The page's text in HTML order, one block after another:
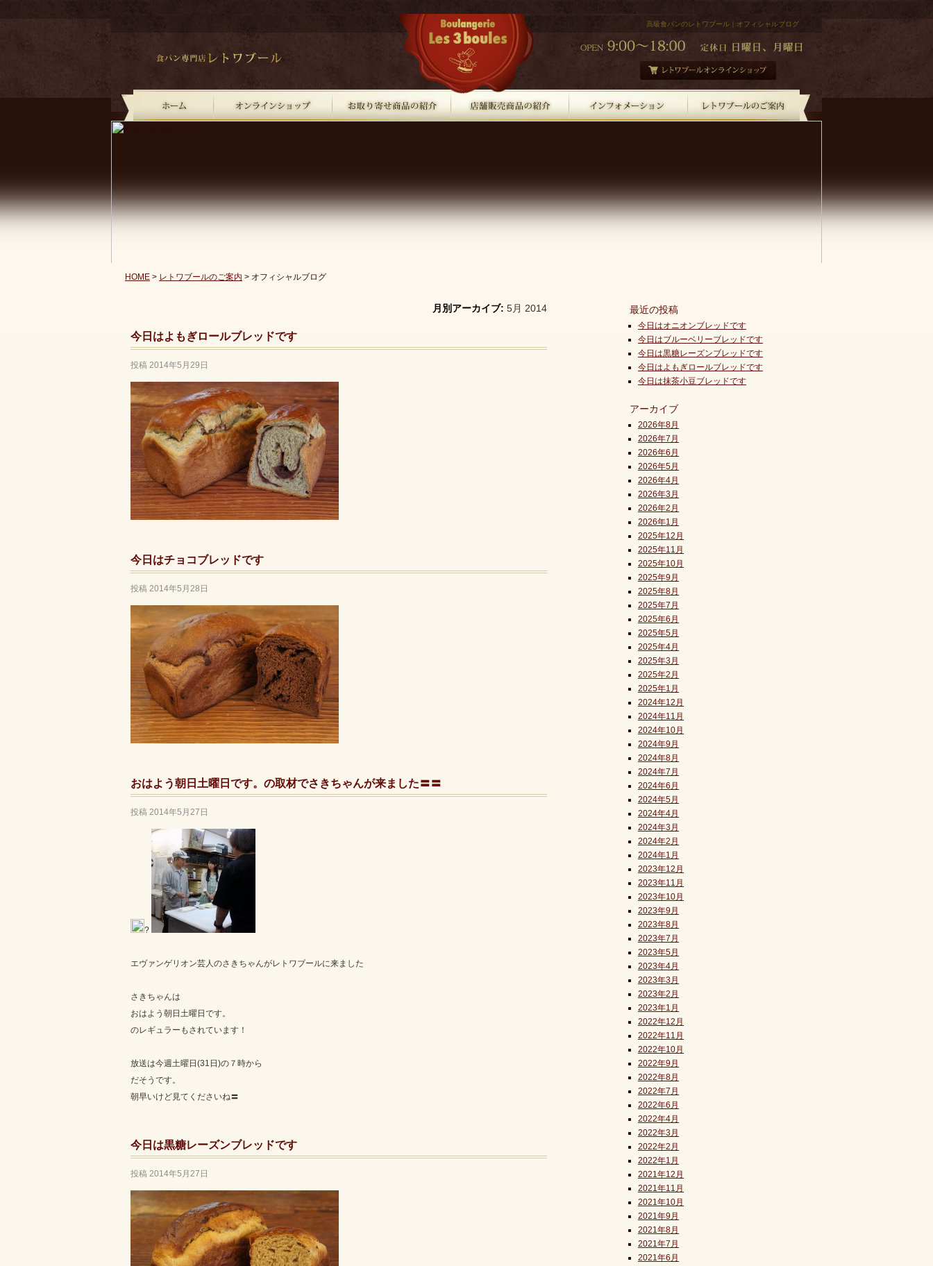
高級食パンのレトワブール｜オフィシャルブログ
HOME > レトワブールのご案内 > オフィシャルブログ
最近の投稿
今日はオニオンブレッドです
今日はブルーベリーブレッドです
今日は黒糖レーズンブレッドです
今日はよもぎロールブレッドです
今日は抹茶小豆ブレッドです
アーカイブ
2026年8月
2026年7月
2026年6月
2026年5月
2026年4月
2026年3月
2026年2月
2026年1月
2025年12月
2025年11月
2025年10月
2025年9月
2025年8月
2025年7月
2025年6月
2025年5月
2025年4月
2025年3月
2025年2月
2025年1月
2024年12月
2024年11月
2024年10月
2024年9月
2024年8月
2024年7月
2024年6月
2024年5月
2024年4月
2024年3月
2024年2月
2024年1月
2023年12月
2023年11月
2023年10月
2023年9月
2023年8月
2023年7月
2023年5月
2023年4月
2023年3月
2023年2月
2023年1月
2022年12月
2022年11月
2022年10月
2022年9月
2022年8月
2022年7月
2022年6月
2022年4月
2022年3月
2022年2月
2022年1月
2021年12月
2021年11月
2021年10月
2021年9月
2021年8月
2021年7月
2021年6月
月別アーカイブ: 5月 2014
今日はよもぎロールブレッドです
投稿 2014年5月29日
今日はチョコブレッドです
投稿 2014年5月28日
おはよう朝日土曜日です。の取材でさきちゃんが来ました〓〓
投稿 2014年5月27日
?
エヴァンゲリオン芸人のさきちゃんがレトワブールに来ました
さきちゃんは
おはよう朝日土曜日です。
のレギュラーもされています！
放送は今週土曜日(31日)の７時から
だそうです。
朝早いけど見てくださいね〓
今日は黒糖レーズンブレッドです
投稿 2014年5月27日